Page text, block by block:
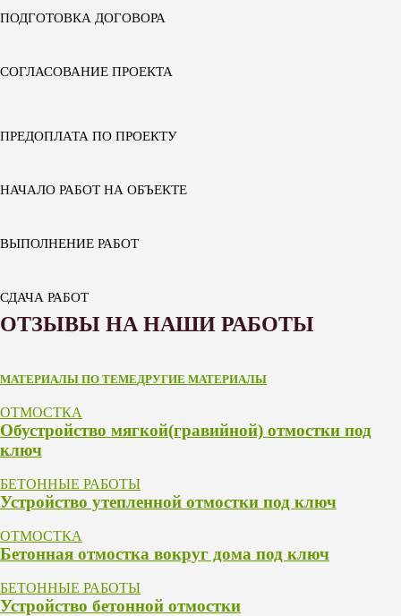
ПОДГОТОВКА ДОГОВОРА
СОГЛАСОВАНИЕ ПРОЕКТА
ПРЕДОПЛАТА ПО ПРОЕКТУ
НАЧАЛО РАБОТ НА ОБЪЕКТЕ
ВЫПОЛНЕНИЕ РАБОТ
СДАЧА РАБОТ
ОТЗЫВЫ НА НАШИ РАБОТЫ
МАТЕРИАЛЫ ПО ТЕМЕДРУГИЕ МАТЕРИАЛЫ
ОТМОСТКА
Обустройство мягкой(гравийной) отмостки под
ключ
БЕТОННЫЕ РАБОТЫ
Устройство утепленной отмостки под ключ
ОТМОСТКА
Бетонная отмостка вокруг дома под ключ
БЕТОННЫЕ РАБОТЫ
Устройство бетонной отмостки